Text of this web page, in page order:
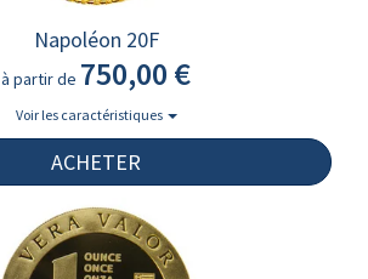
Napoléon 20F
à partir de 750,00 €
Voir les caractéristiques
ACHETER